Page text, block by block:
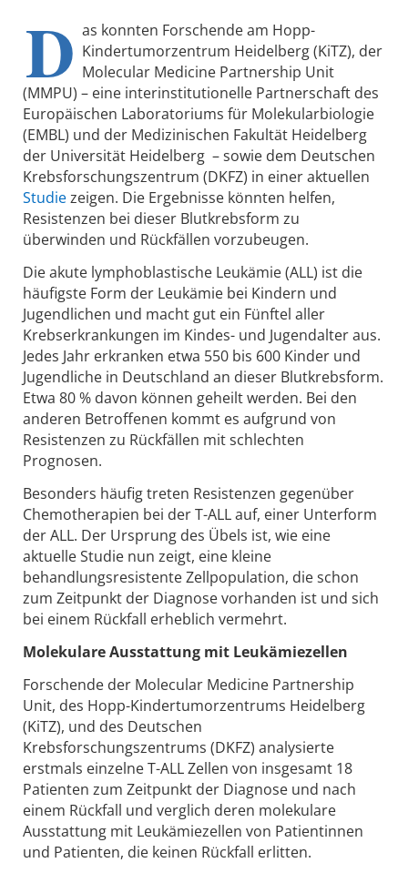
D as konnten Forschende am Hopp-
Kindertumorzentrum Heidelberg (KiTZ), der
Molecular Medicine Partnership Unit
(MMPU) – eine interinstitutionelle Partnerschaft des
Europäischen Laboratoriums für Molekularbiologie
(EMBL) und der Medizinischen Fakultät Heidelberg
der Universität Heidelberg – sowie dem Deutschen
Krebsforschungszentrum (DKFZ) in einer aktuellen
Studiezeigen. Die Ergebnisse könnten helfen,
Resistenzen bei dieser Blutkrebsform zu
überwinden und Rückfällen vorzubeugen.
Die akute lymphoblastische Leukämie (ALL) ist die
häufigste Form der Leukämie bei Kindern und
Jugendlichen und macht gut ein Fünftel aller
Krebserkrankungen im Kindes- und Jugendalter aus.
Jedes Jahr erkranken etwa 550 bis 600 Kinder und
Jugendliche in Deutschland an dieser Blutkrebsform.
Etwa 80 % davon können geheilt werden. Bei den
anderen Betroffenen kommt es aufgrund von
Resistenzen zu Rückfällen mit schlechten
Prognosen.
Besonders häufig treten Resistenzen gegenüber
Chemotherapien bei der T-ALL auf, einer Unterform
der ALL. Der Ursprung des Übels ist, wie eine
aktuelle Studie nun zeigt, eine kleine
behandlungsresistente Zellpopulation, die schon
zum Zeitpunkt der Diagnose vorhanden ist und sich
bei einem Rückfall erheblich vermehrt.
Molekulare Ausstattung mit Leukämiezellen
Forschende der Molecular Medicine Partnership
Unit, des Hopp-Kindertumorzentrums Heidelberg
(KiTZ), und des Deutschen
Krebsforschungszentrums (DKFZ) analysierte
erstmals einzelne T-ALL Zellen von insgesamt 18
Patienten zum Zeitpunkt der Diagnose und nach
einem Rückfall und verglich deren molekulare
Ausstattung mit Leukämiezellen von Patientinnen
und Patienten, die keinen Rückfall erlitten.